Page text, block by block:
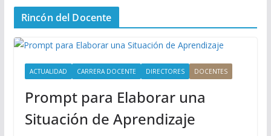
n
P
Rincón del Docente
ACTUALIDAD CARRERA DOCENTE DIRECTORES DOCENTES
Prompt para Elaborar una
Situación de Aprendizaje